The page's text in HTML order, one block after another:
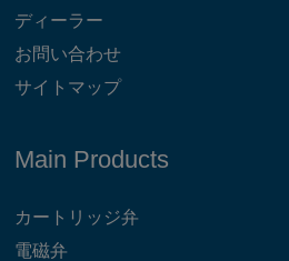
ディーラー
お問い合わせ
サイトマップ
Main Products
カートリッジ弁
電磁弁